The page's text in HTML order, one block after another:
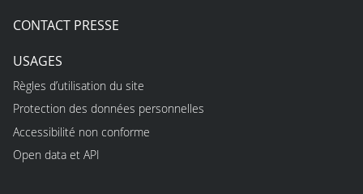
CONTACT PRESSE
USAGES
Règles d’utilisation du site
Protection des données personnelles
Accessibilité non conforme
Open data et API